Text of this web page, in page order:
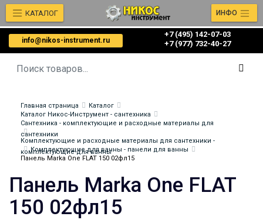
info@nikos-instrument.ru
+7 (495) 142-07-03
‎‎+7 (977) 732-40-27
КАТАЛОГ ИНФО
Главная страница
Каталог
Каталог Никос-Инструмент - сантехника
Сантехника - комплектующие и расходные материалы для
сантехники
Комплектующие и расходные материалы для сантехники -
комплектующие для ванны
Комплектующие для ванны - панели для ванны
Панель Marka One FLAT 150 02фл15
Панель Marka One FLAT
150 02фл15